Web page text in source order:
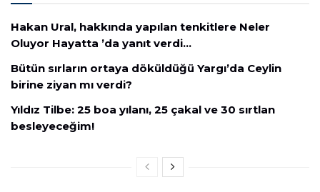
Hakan Ural, hakkında yapılan tenkitlere Neler
Oluyor Hayatta ’da yanıt verdi…
Bütün sırların ortaya döküldüğü Yargı’da Ceylin
birine ziyan mı verdi?
Yıldız Tilbe: 25 boa yılanı, 25 çakal ve 30 sırtlan
besleyeceğim!